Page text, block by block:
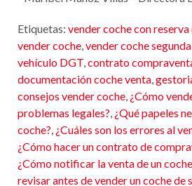
Etiquetas: vender coche con
vender coche vender coche
vehículo DGT contrato
documentación coche venta
consejos vender coche ¿Cómo
problemas legales? ¿Qué papeles
coche? ¿Cuáles son los errores al
¿Cómo hacer un contrato de
¿Cómo notificar la venta de un
revisar antes de vender un coche de